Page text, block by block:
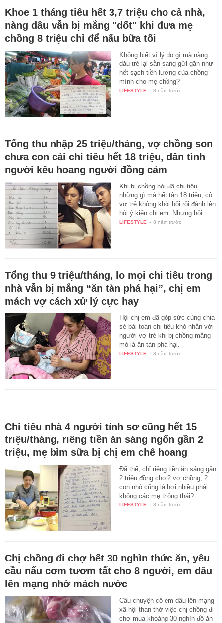
Khoe 1 tháng tiêu hết 3,7 triệu cho cả nhà,
nàng dâu vẫn bị mắng "dốt" khi đưa mẹ
chồng 8 triệu chỉ để nấu bữa tối
Không biết vì lý do gì mà nàng
dâu trẻ lại sẵn sàng gửi gần như
hết sạch tiền lương của chồng
mình cho mẹ chồng?
LIFESTYLE - 8 năm trước
Tổng thu nhập 25 triệu/tháng, vợ chồng son
chưa con cái chi tiêu hết 18 triệu, dân tình
người kêu hoang người đồng cảm
Khi bị chồng hỏi đã chi tiêu
những gì mà hết tận 18 triệu, cô
vợ trẻ không khỏi bối rối đành lên
hỏi ý kiến chị em. Nhưng hội…
LIFESTYLE - 8 năm trước
Tổng thu 9 triệu/tháng, lo mọi chi tiêu trong
nhà vẫn bị mắng “ăn tàn phá hại”, chị em
mách vợ cách xử lý cực hay
Hội chị em đã góp sức cùng chia
sẻ bài toán chi tiêu khó nhằn với
người vợ trẻ khi bị chồng mắng
mỏ là ăn tàn phá hại.
LIFESTYLE - 8 năm trước
Chi tiêu nhà 4 người tính sơ cũng hết 15
triệu/tháng, riêng tiền ăn sáng ngốn gần 2
triệu, mẹ bỉm sữa bị chị em chê hoang
Đã thế, chỉ riêng tiền ăn sáng gần
2 triệu đồng cho 2 vợ chồng, 2
con nhỏ cũng là hơi nhiều phải
không các mẹ thông thái?
LIFESTYLE - 8 năm trước
Chị chồng đi chợ hết 30 nghìn thức ăn, yêu
cầu nấu cơm tươm tất cho 8 người, em dâu
lên mạng nhờ mách nước
Câu chuyện cô em dâu lên mạng
xã hội than thở việc chị chồng đi
chợ mua khoảng 30 nghìn đồ ăn